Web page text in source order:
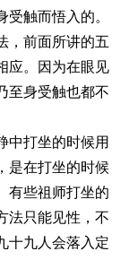
触而悟入的。
，前面所讲的五
应。因为在眼见
至身受触也都不
中打坐的时候用
是在打坐的时候
有些祖师打坐的
法只能见性，不
十九人会落入定